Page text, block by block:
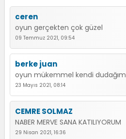
ceren
oyun gerçekten çok güzel
09 Temmuz 2021, 09:54
berke juan
oyun mükemmel kendi
23 Mayıs 2021, 08:14
CEMRE SOLMAZ
NABER MERVE SANA KATILIYORUM
29 Nisan 2021, 16:36